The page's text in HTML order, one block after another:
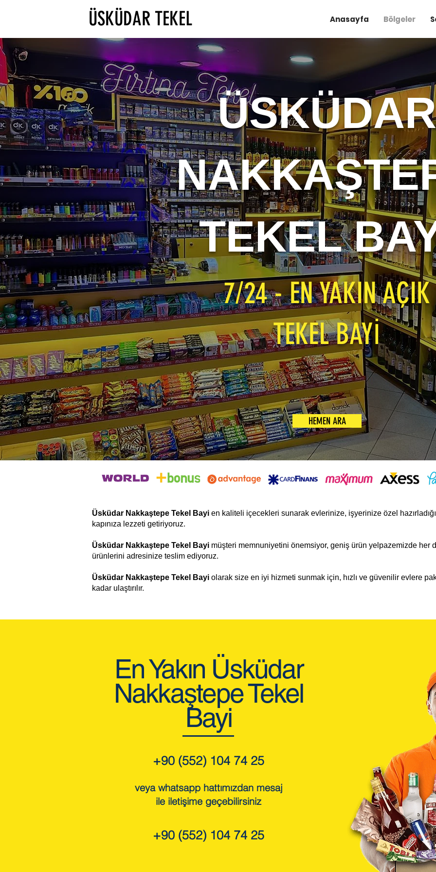
ÜSKÜDAR TEKEL Anasayfa Bölgeler
ÜSKÜDAR
TEKEL
7/24 - EN YAKIN AÇIK
TEKEL BAYİ
HEMEN ARA
Üsküdar Nakkaştepe Tekel Bayi en kaliteli içecekleri sunarak evlerinize, işyerinize özel
kapınıza lezzeti getiriyoruz.
Üsküdar Nakkaştepe Tekel Bayi müşteri memnuniyetini önemsiyor, geniş ürün yelpazemizde her
ürünlerini adresinize teslim ediyoruz.
Üsküdar Nakkaştepe Tekel Bayi olarak size en iyi hizmeti sunmak için, hızlı ve güvenilir evlere
kadar ulaştırılır.
En Yakın Üsküdar
Nakkaştepe Tekel
Bayi
+90 (552) 104 74 25
veya whatsapp hattımızdan mesaj
ile iletişime geçebilirsiniz
+90 (552) 104 74 25